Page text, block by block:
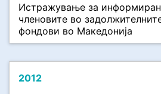
Истражување за
членовите во
фондови во Македонија
2012